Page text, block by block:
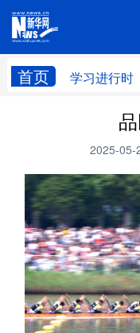
首页 学习进行时
高
财
台湾 思客
科技 科
文化 书
访谈 视
法律 中央
2025-05-